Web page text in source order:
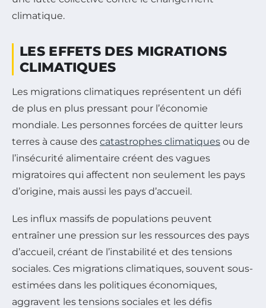
climatique.
LES EFFETS DES MIGRATIONS
CLIMATIQUES
Les migrations climatiques représentent un défi
de plus en plus pressant pour l’économie
mondiale. Les personnes forcées de quitter leurs
terres à cause des catastrophes climatiques ou de
l’insécurité alimentaire créent des vagues
migratoires qui affectent non seulement les pays
d’origine, mais aussi les pays d’accueil.
Les influx massifs de populations peuvent
entraîner une pression sur les ressources des pays
d’accueil, créant de l’instabilité et des tensions
sociales. Ces migrations climatiques, souvent sous-
estimées dans les politiques économiques,
aggravent les tensions sociales et les défis